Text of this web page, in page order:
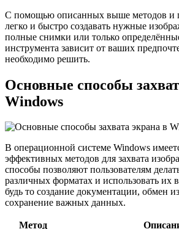
С помощью описанных выше методов и
легко и быстро создавать нужные
полные снимки или только
инструмента зависит от ваших
необходимо решить.
Основные способы
Windows
В операционной системе Windows
эффективных методов для захвата
способы позволяют пользователям
различных форматах и использовать их
будь то создание документации, обмен
сохранение важных данных.
Метод